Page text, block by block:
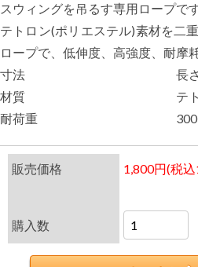
スウィングを吊るす専用ロープです
テトロン(ポリエステル)素材を二
ロープで、低伸度、高強度、耐摩
寸法
長
材質
テ
耐荷重
販売価格 1,800円(税
購入数